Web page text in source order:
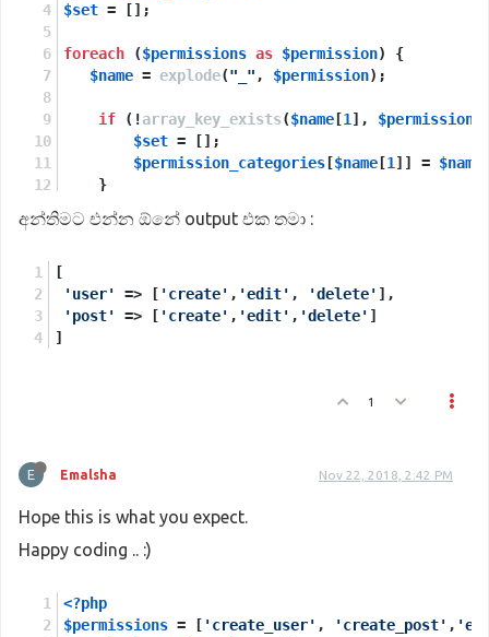
$set = [];
foreach ($permissions as $permission) {
$name = explode("_" , $permission);
if (!array_key_exists($name [1 ],
$set = [];
$permission_categories [$name [1 ]] = $name
    }
if ( array_key_exists ($name
         ];
$permission_categories[$name
අන්තිමට එන්න ඕනේ output එක තමා :
[
'user'
=> [ 'create' , 'edit' , 'delete' ],
'post'
=> [ 'create' , 'edit' , 'delete' ]
]
1
E Emalsha Nov 22, 2018, 2:42 PM
Hope this is what you expect.
Happy coding .. :)
<?php
$permissions = [ 'create_user' , 'create_post' ,